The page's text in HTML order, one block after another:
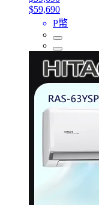
$59,690
P幣